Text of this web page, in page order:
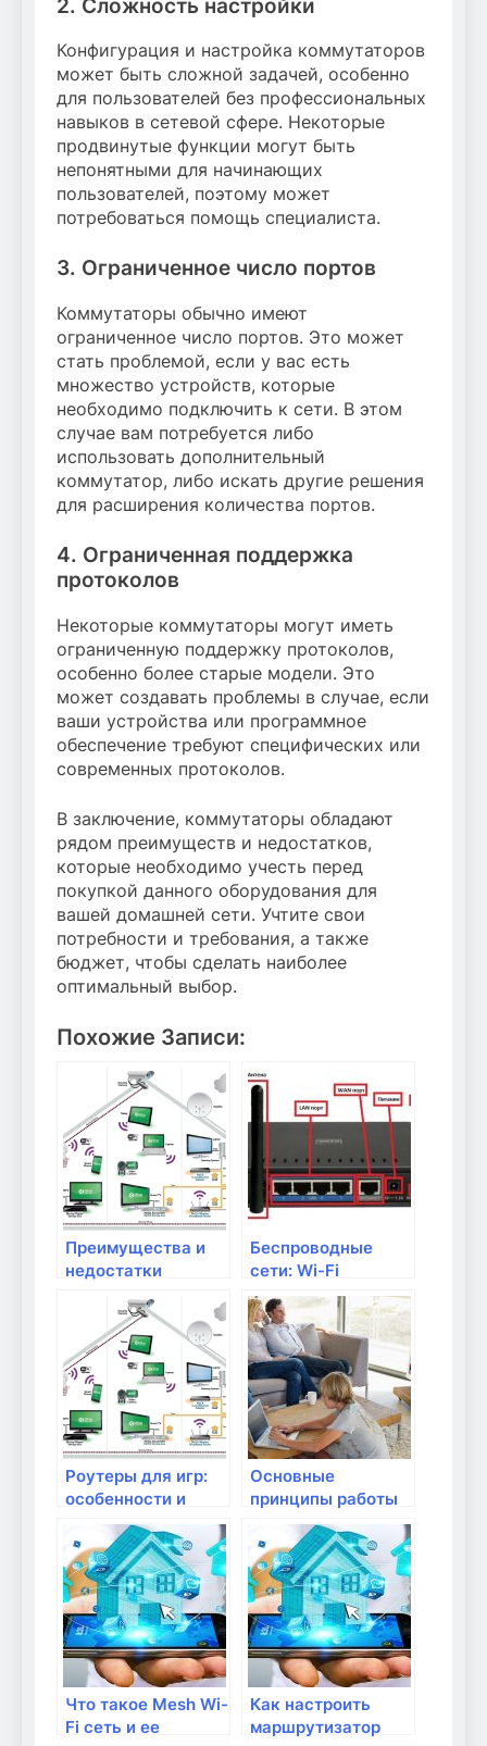
2. Сложность настройки
Конфигурация и настройка коммутаторов
может быть сложной задачей, особенно
для пользователей без профессиональных
навыков в сетевой сфере. Некоторые
продвинутые функции могут быть
непонятными для начинающих
пользователей, поэтому может
потребоваться помощь специалиста.
3. Ограниченное число портов
Коммутаторы обычно имеют
ограниченное число портов. Это может
стать проблемой, если у вас есть
множество устройств, которые
необходимо подключить к сети. В этом
случае вам потребуется либо
использовать дополнительный
коммутатор, либо искать другие решения
для расширения количества портов.
4. Ограниченная поддержка
протоколов
Некоторые коммутаторы могут иметь
ограниченную поддержку протоколов,
особенно более старые модели. Это
может создавать проблемы в случае, если
ваши устройства или программное
обеспечение требуют специфических или
современных протоколов.
В заключение, коммутаторы обладают
рядом преимуществ и недостатков,
которые необходимо учесть перед
покупкой данного оборудования для
вашей домашней сети. Учтите свои
потребности и требования, а также
бюджет, чтобы сделать наиболее
оптимальный выбор.
Похожие Записи:
Преимущества и
недостатки
беспроводных
модемов
Беспроводные
сети: Wi-Fi
стандарты и их
преимущества
Роутеры для игр:
особенности и
преимущества
Основные
принципы работы
Wi-Fi и его
преимущества
Что такое Mesh Wi-
Fi сеть и ее
Как настроить
маршрутизатор